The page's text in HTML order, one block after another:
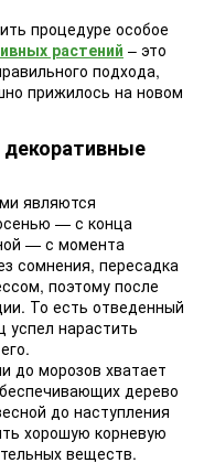
процедуре особое
растений – это
подхода,
прижилось на новом
являются
— с конца
— с момента
сомнения, пересадка
поэтому после
То есть отведенный
успел нарастить
до морозов хватает
дерево
до наступления
хорошую корневую
веществ.